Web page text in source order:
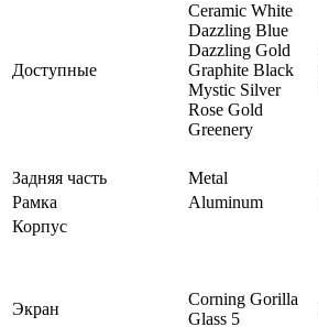
Доступные
Ceramic White
Dazzling Blue
Dazzling Gold
Graphite Black
Mystic Silver
Rose Gold
Greenery
Задняя часть
Metal
Рамка
Aluminum
Корпус
Экран
Corning Gorilla
Glass 5